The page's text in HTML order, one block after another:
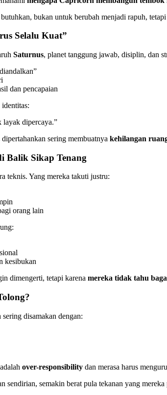
bukan untuk berubah menjadi rapuh,
Selalu Kuat”
Saturnus, planet tanggung jawab, disiplin, dan
dan pencapaian
identitas:
layak dipercaya.”
sering membuatnya kehilangan
Balik Sikap Tenang
teknis. Yang mereka takuti justru:
orang lain
kesibukan
dimengerti, tetapi karena mereka tidak tahu
disamakan dengan:
over-responsibility dan merasa harus
sendirian, semakin berat pula tekanan yang